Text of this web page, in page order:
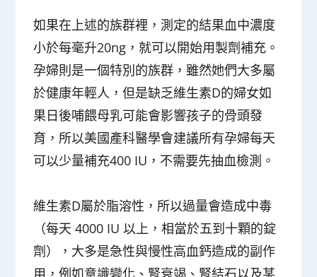
如果在上述的族群裡，測定的結果血中濃度
小於每毫升20ng，就可以開始用製劑補充。
孕婦則是一個特別的族群，雖然她們大多屬
於健康年輕人，但是缺乏維生素D的婦女如
果日後哺餵母乳可能會影響孩子的骨頭發
育，所以美國產科醫學會建議所有孕婦每天
可以少量補充400 IU，不需要先抽血檢測。
維生素D屬於脂溶性，所以過量會造成中毒
（每天 4000 IU 以上，相當於五到十顆的錠
劑），大多是急性與慢性高血鈣造成的副作